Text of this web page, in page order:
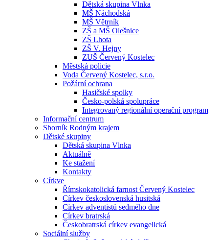
Dětská skupina Vlnka
MŠ Náchodská
MŠ Větrník
ZŠ a MŠ Olešnice
ZŠ Lhota
ZŠ V. Hejny
ZUŠ Červený Kostelec
Městská policie
Voda Červený Kostelec, s.r.o.
Požární ochrana
Hasičské spolky
Česko-polská spolupráce
Integrovaný regionální operační program
Informační centrum
Sborník Rodným krajem
Dětské skupiny
Dětská skupina Vlnka
Aktuálně
Ke stažení
Kontakty
Církve
Římskokatolická farnost Červený Kostelec
Církev československá husitská
Církev adventistů sedmého dne
Církev bratrská
Českobratrská církev evangelická
Sociální služby